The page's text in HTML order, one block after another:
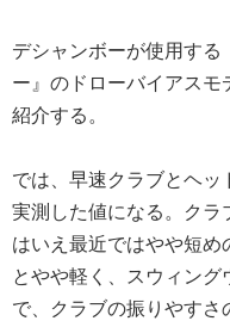
デシャンボーが使用す
ー』のドローバイアス
紹介する。
では、早速クラブとヘ
実測した値になる。ク
はいえ最近ではやや短
とやや軽く、スウィン
で、クラブの振りやす